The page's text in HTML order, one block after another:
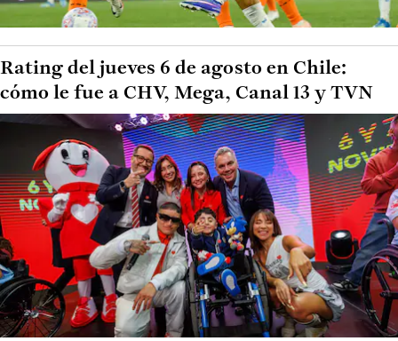
Rating del jueves 6 de agosto en Chile:
cómo le fue a CHV, Mega, Canal 13 y TVN